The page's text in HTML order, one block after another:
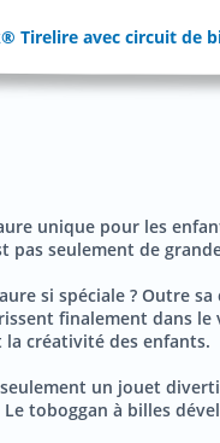
Tirelire avec circuit de
unique pour les
seulement de
si spéciale ? Outre
finalement dans
créativité des enfants.
un jouet
toboggan à billes